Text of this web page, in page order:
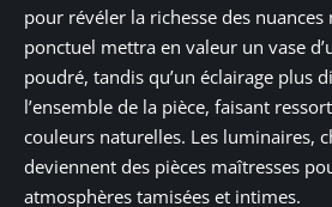
pour révéler la richesse des nuances
ponctuel mettra en valeur un vase
poudré, tandis qu’un éclairage plus
l’ensemble de la pièce, faisant
couleurs naturelles. Les luminaires,
deviennent des pièces maîtresses
atmosphères tamisées et intimes.